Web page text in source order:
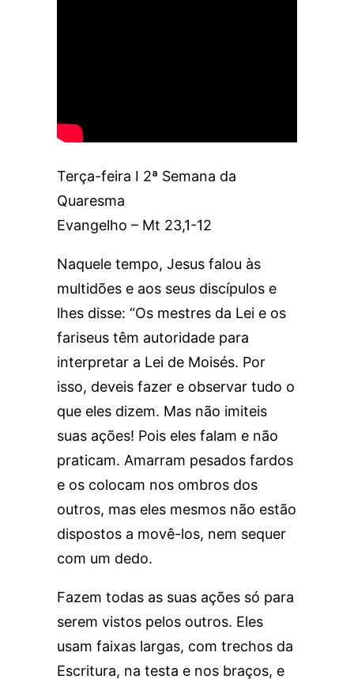
Terça-feira I 2ª Semana da
Quaresma
Evangelho – Mt 23,1-12
Naquele tempo, Jesus falou às
multidões e aos seus discípulos e
lhes disse: “Os mestres da Lei e os
fariseus têm autoridade para
interpretar a Lei de Moisés. Por
isso, deveis fazer e observar tudo o
que eles dizem. Mas não imiteis
suas ações! Pois eles falam e não
praticam. Amarram pesados fardos
e os colocam nos ombros dos
outros, mas eles mesmos não estão
dispostos a movê-los, nem sequer
com um dedo.
Fazem todas as suas ações só para
serem vistos pelos outros. Eles
usam faixas largas, com trechos da
Escritura, na testa e nos braços, e